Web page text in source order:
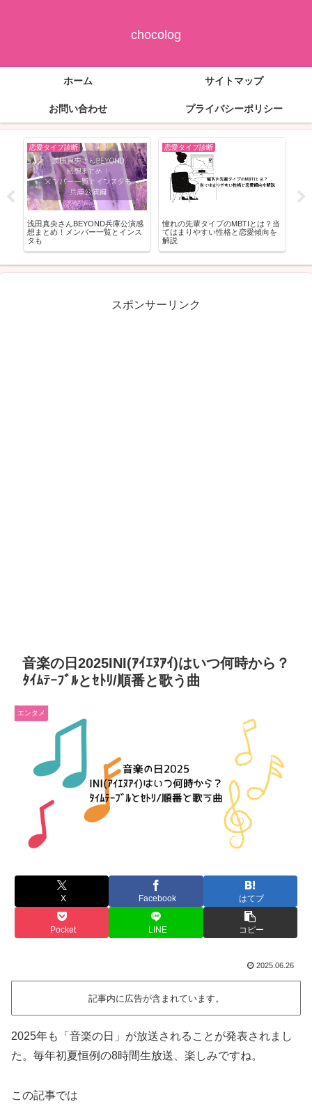
chocolog
ホーム サイトマップ
お問い合わせ プライバシーポリシー
恋愛タイプ診断
浅田真央さんBEYOND兵庫公演感
想まとめ！メンバー一覧とインス
タも
恋愛タイプ診断
憧れの先輩タイプのMBTIとは？当
てはまりやすい性格と恋愛傾向を
解説
スポンサーリンク
音楽の日2025INI(ｱｲｴﾇｱｲ)はいつ何時から？
ﾀｲﾑﾃｰﾌﾞﾙとｾﾄﾘ/順番と歌う曲
エンタメ
X Facebook はてブ
Pocket LINE コピー
2025.06.26
記事内に広告が含まれています。
2025年も「音楽の日」が放送されることが発表されまし
た。毎年初夏恒例の8時間生放送、楽しみですね。
この記事では